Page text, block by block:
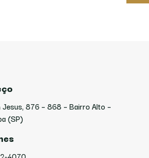
Jesus, 876 – 868 – Bairro Alto –
(SP)